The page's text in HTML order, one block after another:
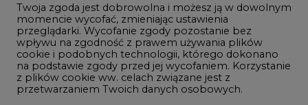
Atom
Fotowoltaika
Offshore wind
Twoja zgoda jest dobrowolna i możesz ją w dowolnym
momencie wycofać, zmieniając ustawienia
przeglądarki. Wycofanie zgody pozostanie bez
wpływu na zgodność z prawem używania plików
cookie i podobnych technologii, którego dokonano
na podstawie zgody przed jej wycofaniem. Korzystanie
z plików cookie ww. celach związane jest z
przetwarzaniem Twoich danych osobowych.